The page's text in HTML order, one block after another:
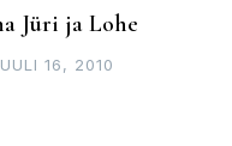
Jüri ja Lohe
16, 2010